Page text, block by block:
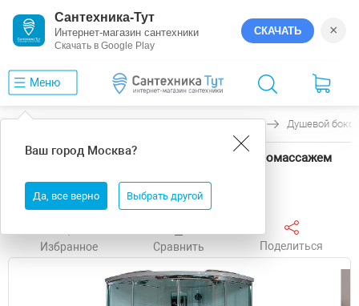
Сантехника-Тут
Интернет-магазин сантехники
Скачать в Google Play
СКАЧАТЬ ×
Меню
Ваш город Москва?
Да, все верно Выбрать другой
Душевой бокс
Душевой бокс Timo Lux 150x150 T-7755 с гидромассажем
Бесплатная доставка
Избранное Сравнить Поделиться